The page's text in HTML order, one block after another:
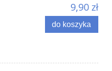
9,90 zł
do koszyka